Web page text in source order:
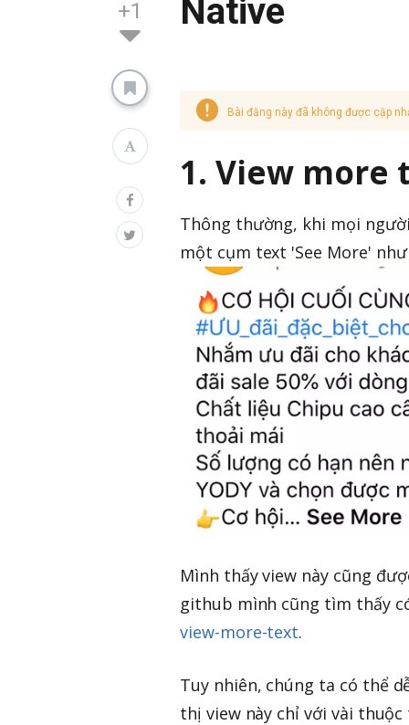
+1 Native
Bài đăng này đã không được cập
1. View more
Thông thường, khi mọi
một cụm text 'See More' như
Mình thấy view này cũng
github mình cũng tìm thấy
view-more-text.
Tuy nhiên, chúng ta có thể
thị view này chỉ với vài